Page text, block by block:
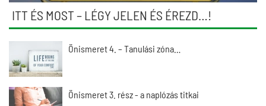
ITT ÉS MOST – LÉGY JELEN ÉS ÉREZD…!
Önismeret 4. – Tanulási zóna…
Önismeret 3. rész - a naplózás titkai